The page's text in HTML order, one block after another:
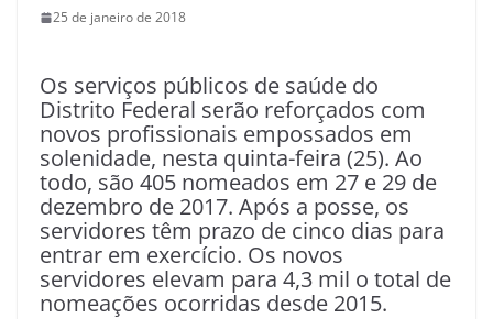
25 de janeiro de 2018
Os serviços públicos de saúde do
Distrito Federal serão reforçados com
novos profissionais empossados em
solenidade, nesta quinta-feira (25). Ao
todo, são 405 nomeados em 27 e 29 de
dezembro de 2017. Após a posse, os
servidores têm prazo de cinco dias para
entrar em exercício. Os novos
servidores elevam para 4,3 mil o total de
nomeações ocorridas desde 2015.